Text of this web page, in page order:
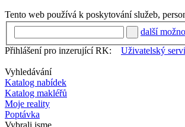
Tento web používá k poskytování služeb,
další
Přihlášení pro inzerující RK:
Uživatelský
Vyhledávání
Katalog nabídek
Katalog makléřů
Moje reality
Poptávka
Vybrali jsme